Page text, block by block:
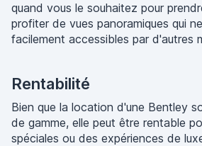
quand vous le souhaitez pour
profiter de vues panoramiques qui
facilement accessibles par d'autres
Rentabilité
Bien que la location d'une Bentley
de gamme, elle peut être rentable
spéciales ou des expériences de